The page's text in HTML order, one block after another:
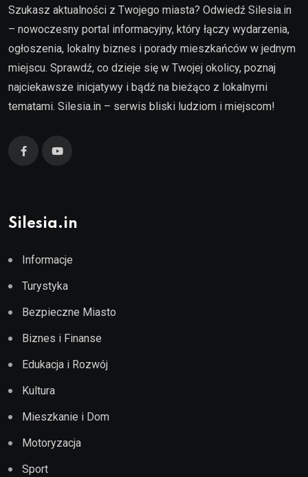
Szukasz aktualności z Twojego miasta? Odwiedź Silesia.in
– nowoczesny portal informacyjny, który łączy wydarzenia,
ogłoszenia, lokalny biznes i porady mieszkańców w jednym
miejscu. Sprawdź, co dzieje się w Twojej okolicy, poznaj
najciekawsze inicjatywy i bądź na bieżąco z lokalnymi
tematami. Silesia.in – serwis bliski ludziom i miejscom!
Silesia.in
Informacje
Turystyka
Bezpieczne Miasto
Biznes i Finanse
Edukacja i Rozwój
Kultura
Mieszkanie i Dom
Motoryzacja
Sport